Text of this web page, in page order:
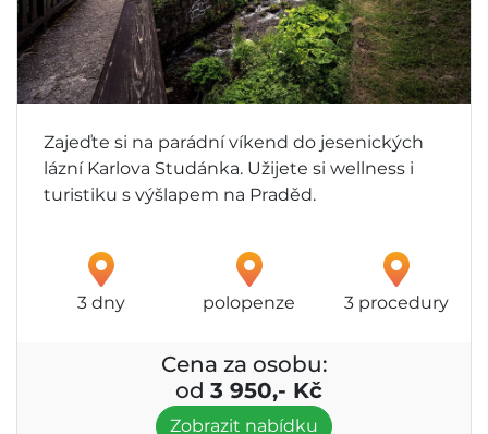
Zajeďte si na parádní víkend do jesenických
lázní Karlova Studánka. Užijete si wellness i
turistiku s výšlapem na Praděd.
3 dny polopenze 3 procedury
Cena za osobu:
od 3 950,- Kč
Zobrazit nabídku